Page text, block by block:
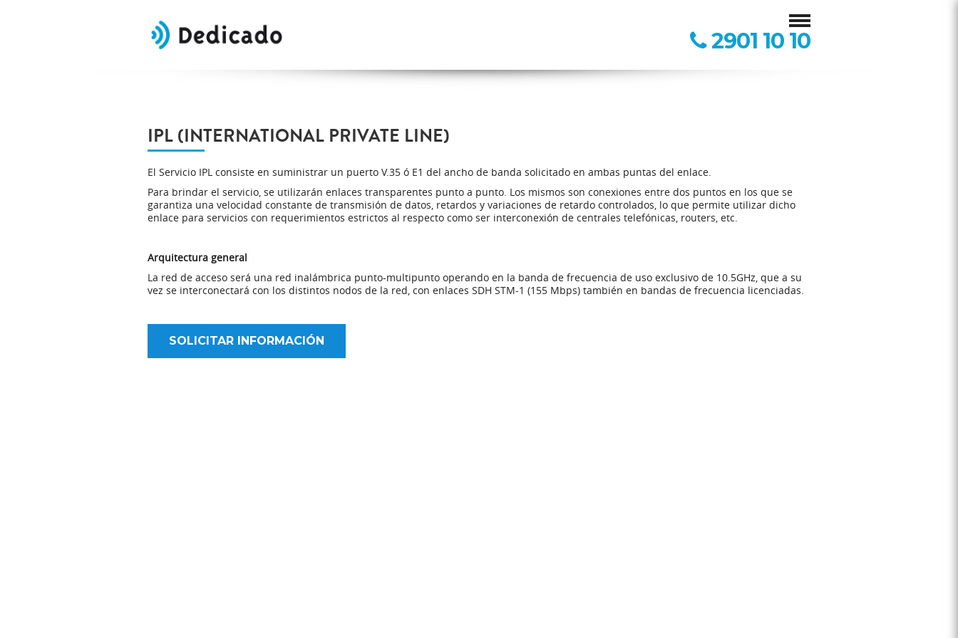
2901 10 10
IPL (INTERNATIONAL PRIVATE LINE)
El Servicio IPL consiste en suministrar un puerto V.35 ó E1 del ancho de banda solicitado en ambas puntas del enlace.
Para brindar el servicio, se utilizarán enlaces transparentes punto a punto. Los mismos son conexiones entre dos puntos en los que se
garantiza una velocidad constante de transmisión de datos, retardos y variaciones de retardo controlados, lo que permite utilizar dicho
enlace para servicios con requerimientos estrictos al respecto como ser interconexión de centrales telefónicas, routers, etc.
Arquitectura general
La red de acceso será una red inalámbrica punto-multipunto operando en la banda de frecuencia de uso exclusivo de 10.5GHz, que a su
vez se interconectará con los distintos nodos de la red, con enlaces SDH STM-1 (155 Mbps) también en bandas de frecuencia licenciadas.
SOLICITAR INFORMACIÓN